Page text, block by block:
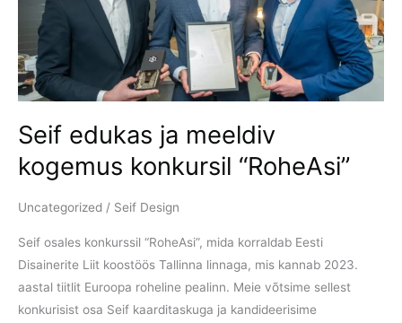
Seif edukas ja meeldiv
kogemus konkursil “RoheAsi”
Uncategorized / Seif Design
Seif osales konkurssil “RoheAsi”, mida korraldab Eesti
Disainerite Liit koostöös Tallinna linnaga, mis kannab 2023.
aastal tiitlit Euroopa roheline pealinn. Meie võtsime sellest
konkurisist osa Seif kaarditaskuga ja kandideerisime
konkursil